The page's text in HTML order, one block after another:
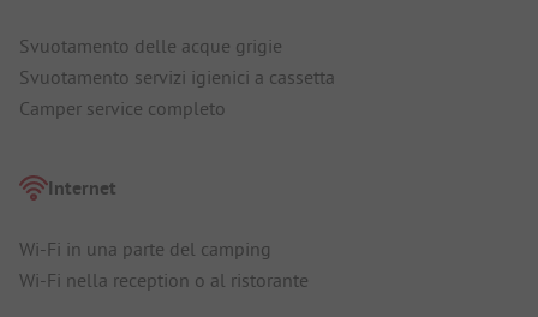
Svuotamento delle acque grigie
Svuotamento servizi igienici a cassetta
Camper service completo
Internet
Wi-Fi in una parte del camping
Wi-Fi nella reception o al ristorante